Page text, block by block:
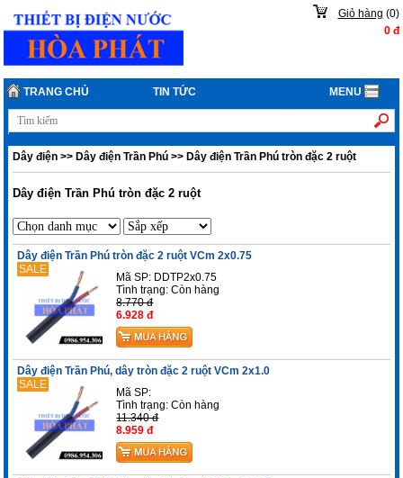
Giỏ hàng (0)
0đ
TRANG CHỦ TIN TỨC MENU
Dây điện >>Dây điện Trần Phú >>Dây điện Trần Phú tròn đặc 2 ruột
Dây điện Trần Phú tròn đặc 2 ruột
Dây điện Trần Phú tròn đặc 2 ruột VCm 2x0.75
SALE
Mã SP: DDTP2x0.75
Tình trạng:Còn hàng
8.770 đ
6.928 đ
Dây điện Trần Phú, dây tròn đặc 2 ruột VCm 2x1.0
SALE
Mã SP:
Tình trạng:Còn hàng
11.340 đ
8.959 đ